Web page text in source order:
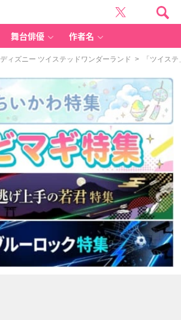
舞台俳優 作者名
ディズニー ツイステッドワンダーランド > 「ツイステ